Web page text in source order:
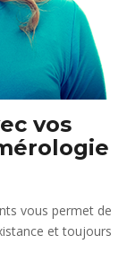
vos
vous permet de
et toujours